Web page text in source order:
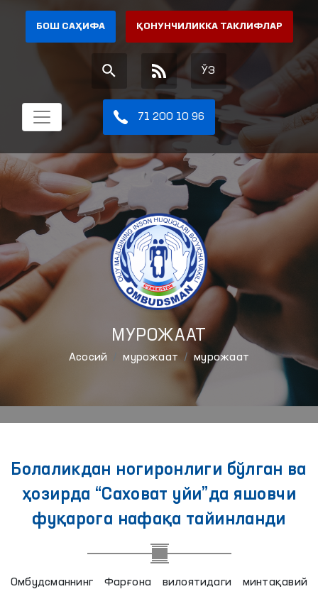
БОШ САҲИФА ҚОНУНЧИЛИККА ТАКЛИФЛАР
ЎЗ
71 200 10 96
МУРОЖААТ
Aсосий мурожаат мурожаат
Болаликдан ногиронлиги бўлган ва
ҳозирда “Саховат уйи”да яшовчи
фуқарога нафақа тайинланди
Омбудсманнинг Фарғона вилоятидаги минтақавий